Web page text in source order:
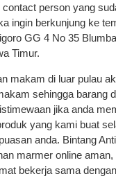
contact person yang
ingin berkunjung ke
GG 4 No 35
Timur.
makam di luar pulau
sehingga barang
jika anda
yang kami buat
anda. Bintang
marmer online
bekerja sama